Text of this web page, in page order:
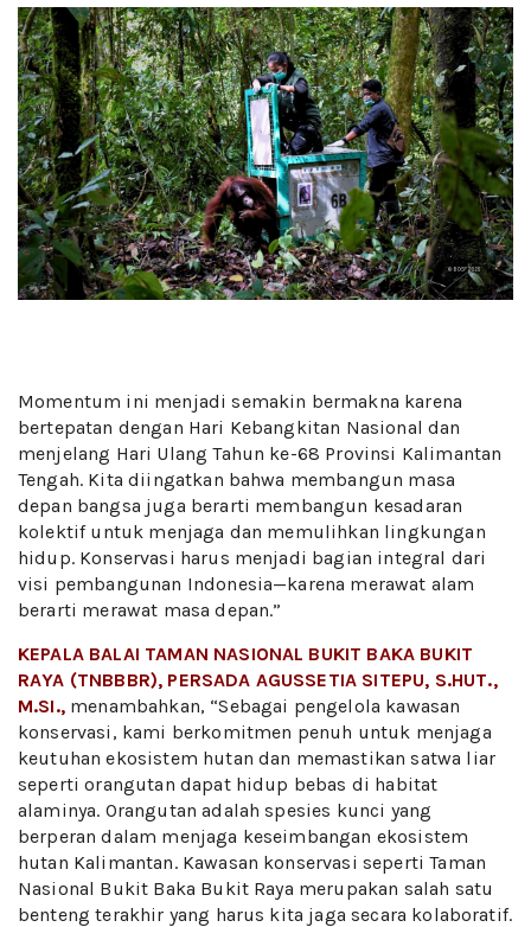
Momentum ini menjadi semakin bermakna karena
bertepatan dengan Hari Kebangkitan Nasional dan
menjelang Hari Ulang Tahun ke-68 Provinsi Kalimantan
Tengah. Kita diingatkan bahwa membangun masa
depan bangsa juga berarti membangun kesadaran
kolektif untuk menjaga dan memulihkan lingkungan
hidup. Konservasi harus menjadi bagian integral dari
visi pembangunan Indonesia—karena merawat alam
berarti merawat masa depan.”
KEPALA BALAI TAMAN NASIONAL BUKIT BAKA BUKIT
RAYA (TNBBBR), PERSADA AGUSSETIA SITEPU, S.HUT.,
M.SI.,menambahkan, “Sebagai pengelola kawasan
konservasi, kami berkomitmen penuh untuk menjaga
keutuhan ekosistem hutan dan memastikan satwa liar
seperti orangutan dapat hidup bebas di habitat
alaminya. Orangutan adalah spesies kunci yang
berperan dalam menjaga keseimbangan ekosistem
hutan Kalimantan. Kawasan konservasi seperti Taman
Nasional Bukit Baka Bukit Raya merupakan salah satu
benteng terakhir yang harus kita jaga secara kolaboratif.